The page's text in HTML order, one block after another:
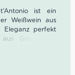
ist ein
Weißwein aus
Eleganz perfekt
Garganega,
und
samtigen